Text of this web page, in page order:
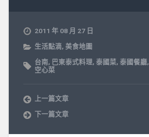
2011 年 08 月 27 日
生活點滴, 美食地圖
台南, 巴東泰式料理, 泰國菜, 泰國餐廳,
空心菜
上一篇文章
下一篇文章